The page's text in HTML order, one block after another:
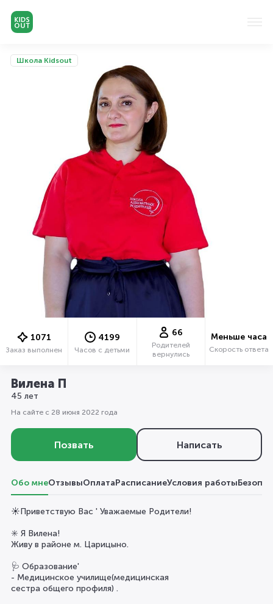
Школа Kidsout
1071
Заказ выполнен
4199
Часов с детьми
66
Родителей
вернулись
Меньше часа
Скорость ответа
Вилена П
45 лет
На сайте с 28 июня 2022 года
Позвать Написать
Обо мнеОтзывыОплатаРасписаниеУсловия работы
☀️Приветствую Вас ' Уважаемые Родители!
✳️ Я Вилена!
Живу в районе м. Царицыно.
🩺 Образование'
- Медицинское училище(медицинская
сестра общего профиля) .